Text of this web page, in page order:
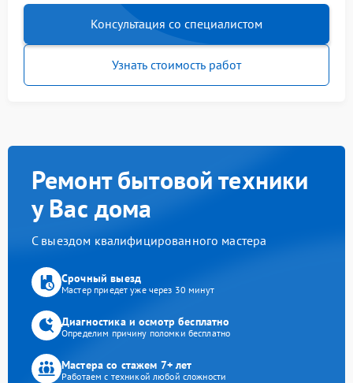
Консультация со специалистом
Узнать стоимость работ
Ремонт бытовой техники
у Вас дома
С выездом квалифицированного мастера
Срочный выезд
Мастер приедет уже через 30 минут
Диагностика и осмотр бесплатно
Определим причину поломки бесплатно
Мастера со стажем 7+ лет
Работаем с техникой любой сложности